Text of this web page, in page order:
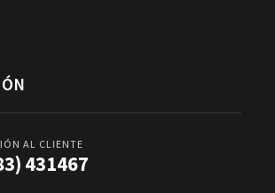
AL CLIENTE
431467